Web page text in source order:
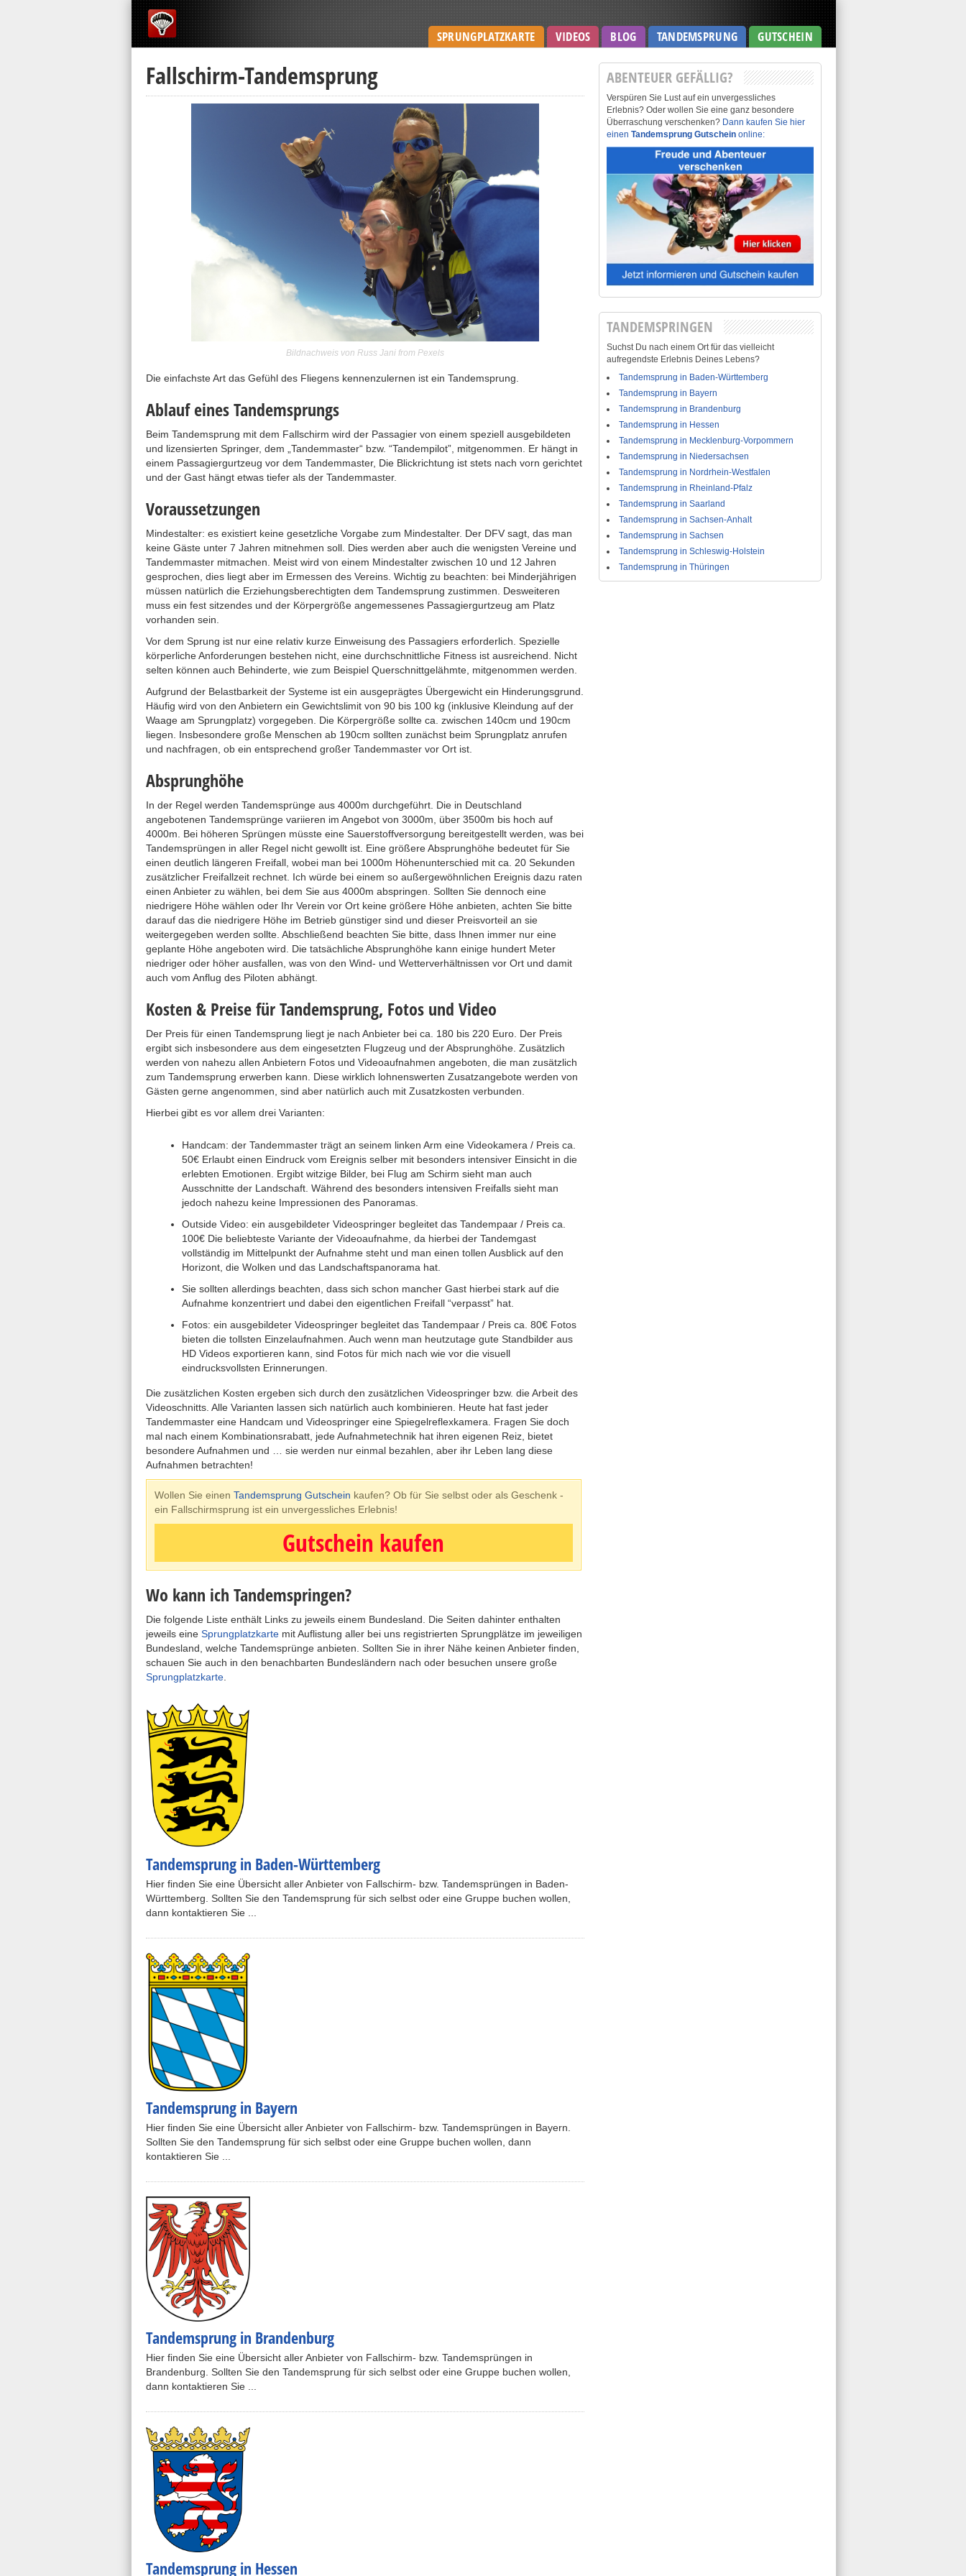
SPRUNGPLATZKARTE VIDEOS BLOG TANDEMSPRUNG GUTSCHEIN
Fallschirm-Tandemsprung
Bildnachweis von Russ Jani from Pexels
Die einfachste Art das Gefühl des Fliegens kennenzulernen ist ein Tandemsprung.
Ablauf eines Tandemsprungs
Beim Tandemsprung mit dem Fallschirm wird der Passagier von einem speziell ausgebildeten
und lizensierten Springer, dem „Tandemmaster“ bzw. “Tandempilot”, mitgenommen. Er hängt in
einem Passagiergurtzeug vor dem Tandemmaster, Die Blickrichtung ist stets nach vorn gerichtet
und der Gast hängt etwas tiefer als der Tandemmaster.
Voraussetzungen
Mindestalter: es existiert keine gesetzliche Vorgabe zum Mindestalter. Der DFV sagt, das man
keine Gäste unter 7 Jahren mitnehmen soll. Dies werden aber auch die wenigsten Vereine und
Tandemmaster mitmachen. Meist wird von einem Mindestalter zwischen 10 und 12 Jahren
gesprochen, dies liegt aber im Ermessen des Vereins. Wichtig zu beachten: bei Minderjährigen
müssen natürlich die Erziehungsberechtigten dem Tandemsprung zustimmen. Desweiteren
muss ein fest sitzendes und der Körpergröße angemessenes Passagiergurtzeug am Platz
vorhanden sein.
Vor dem Sprung ist nur eine relativ kurze Einweisung des Passagiers erforderlich. Spezielle
körperliche Anforderungen bestehen nicht, eine durchschnittliche Fitness ist ausreichend. Nicht
selten können auch Behinderte, wie zum Beispiel Querschnittgelähmte, mitgenommen werden.
Aufgrund der Belastbarkeit der Systeme ist ein ausgeprägtes Übergewicht ein Hinderungsgrund.
Häufig wird von den Anbietern ein Gewichtslimit von 90 bis 100 kg (inklusive Kleindung auf der
Waage am Sprungplatz) vorgegeben. Die Körpergröße sollte ca. zwischen 140cm und 190cm
liegen. Insbesondere große Menschen ab 190cm sollten zunächst beim Sprungplatz anrufen
und nachfragen, ob ein entsprechend großer Tandemmaster vor Ort ist.
Absprunghöhe
In der Regel werden Tandemsprünge aus 4000m durchgeführt. Die in Deutschland
angebotenen Tandemsprünge variieren im Angebot von 3000m, über 3500m bis hoch auf
4000m. Bei höheren Sprüngen müsste eine Sauerstoffversorgung bereitgestellt werden, was bei
Tandemsprüngen in aller Regel nicht gewollt ist. Eine größere Absprunghöhe bedeutet für Sie
einen deutlich längeren Freifall, wobei man bei 1000m Höhenunterschied mit ca. 20 Sekunden
zusätzlicher Freifallzeit rechnet. Ich würde bei einem so außergewöhnlichen Ereignis dazu raten
einen Anbieter zu wählen, bei dem Sie aus 4000m abspringen. Sollten Sie dennoch eine
niedrigere Höhe wählen oder Ihr Verein vor Ort keine größere Höhe anbieten, achten Sie bitte
darauf das die niedrigere Höhe im Betrieb günstiger sind und dieser Preisvorteil an sie
weitergegeben werden sollte. Abschließend beachten Sie bitte, dass Ihnen immer nur eine
geplante Höhe angeboten wird. Die tatsächliche Absprunghöhe kann einige hundert Meter
niedriger oder höher ausfallen, was von den Wind- und Wetterverhältnissen vor Ort und damit
auch vom Anflug des Piloten abhängt.
Kosten & Preise für Tandemsprung, Fotos und Video
Der Preis für einen Tandemsprung liegt je nach Anbieter bei ca. 180 bis 220 Euro. Der Preis
ergibt sich insbesondere aus dem eingesetzten Flugzeug und der Absprunghöhe. Zusätzlich
werden von nahezu allen Anbietern Fotos und Videoaufnahmen angeboten, die man zusätzlich
zum Tandemsprung erwerben kann. Diese wirklich lohnenswerten Zusatzangebote werden von
Gästen gerne angenommen, sind aber natürlich auch mit Zusatzkosten verbunden.
Hierbei gibt es vor allem drei Varianten:
Handcam: der Tandemmaster trägt an seinem linken Arm eine Videokamera / Preis ca.
50€ Erlaubt einen Eindruck vom Ereignis selber mit besonders intensiver Einsicht in die
erlebten Emotionen. Ergibt witzige Bilder, bei Flug am Schirm sieht man auch
Ausschnitte der Landschaft. Während des besonders intensiven Freifalls sieht man
jedoch nahezu keine Impressionen des Panoramas.
Outside Video: ein ausgebildeter Videospringer begleitet das Tandempaar / Preis ca.
100€ Die beliebteste Variante der Videoaufnahme, da hierbei der Tandemgast
vollständig im Mittelpunkt der Aufnahme steht und man einen tollen Ausblick auf den
Horizont, die Wolken und das Landschaftspanorama hat.
Sie sollten allerdings beachten, dass sich schon mancher Gast hierbei stark auf die
Aufnahme konzentriert und dabei den eigentlichen Freifall “verpasst” hat.
Fotos: ein ausgebildeter Videospringer begleitet das Tandempaar / Preis ca. 80€ Fotos
bieten die tollsten Einzelaufnahmen. Auch wenn man heutzutage gute Standbilder aus
HD Videos exportieren kann, sind Fotos für mich nach wie vor die visuell
eindrucksvollsten Erinnerungen.
Die zusätzlichen Kosten ergeben sich durch den zusätzlichen Videospringer bzw. die Arbeit des
Videoschnitts. Alle Varianten lassen sich natürlich auch kombinieren. Heute hat fast jeder
Tandemmaster eine Handcam und Videospringer eine Spiegelreflexkamera. Fragen Sie doch
mal nach einem Kombinationsrabatt, jede Aufnahmetechnik hat ihren eigenen Reiz, bietet
besondere Aufnahmen und … sie werden nur einmal bezahlen, aber ihr Leben lang diese
Aufnahmen betrachten!
Wollen Sie einen Tandemsprung Gutschein kaufen? Ob für Sie selbst oder als Geschenk -
ein Fallschirmsprung ist ein unvergessliches Erlebnis!
Gutschein kaufen
Wo kann ich Tandemspringen?
Die folgende Liste enthält Links zu jeweils einem Bundesland. Die Seiten dahinter enthalten
jeweils eine Sprungplatzkarte mit Auflistung aller bei uns registrierten Sprungplätze im jeweiligen
Bundesland, welche Tandemsprünge anbieten. Sollten Sie in ihrer Nähe keinen Anbieter finden,
schauen Sie auch in den benachbarten Bundesländern nach oder besuchen unsere große
Sprungplatzkarte
Tandemsprung in Baden-Württemberg
Hier finden Sie eine Übersicht aller Anbieter von Fallschirm- bzw. Tandemsprüngen in Baden-
Württemberg. Sollten Sie den Tandemsprung für sich selbst oder eine Gruppe buchen wollen,
dann kontaktieren Sie ...
Tandemsprung in Bayern
Hier finden Sie eine Übersicht aller Anbieter von Fallschirm- bzw. Tandemsprüngen in Bayern.
Sollten Sie den Tandemsprung für sich selbst oder eine Gruppe buchen wollen, dann
kontaktieren Sie ...
Tandemsprung in Brandenburg
Hier finden Sie eine Übersicht aller Anbieter von Fallschirm- bzw. Tandemsprüngen in
Brandenburg. Sollten Sie den Tandemsprung für sich selbst oder eine Gruppe buchen wollen,
dann kontaktieren Sie ...
Tandemsprung in Hessen
ABENTEUER GEFÄLLIG?
Verspüren Sie Lust auf ein unvergessliches
Erlebnis? Oder wollen Sie eine ganz besondere
Überraschung verschenken? Dann kaufen Sie hier
einen Tandemsprung Gutschein online:
TANDEMSPRINGEN
Suchst Du nach einem Ort für das vielleicht
aufregendste Erlebnis Deines Lebens?
Tandemsprung in Baden-Württemberg
Tandemsprung in Bayern
Tandemsprung in Brandenburg
Tandemsprung in Hessen
Tandemsprung in Mecklenburg-Vorpommern
Tandemsprung in Niedersachsen
Tandemsprung in Nordrhein-Westfalen
Tandemsprung in Rheinland-Pfalz
Tandemsprung in Saarland
Tandemsprung in Sachsen-Anhalt
Tandemsprung in Sachsen
Tandemsprung in Schleswig-Holstein
Tandemsprung in Thüringen